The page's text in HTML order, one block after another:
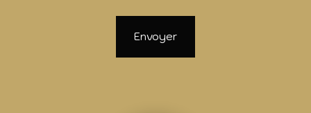
Envoyer